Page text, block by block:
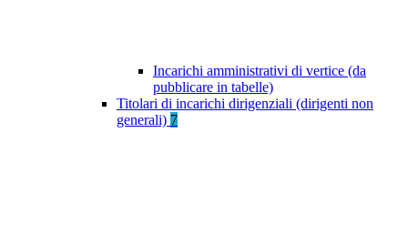
Incarichi amministrativi di vertice (da
pubblicare in tabelle)
Titolari di incarichi dirigenziali (dirigenti non
generali) 7